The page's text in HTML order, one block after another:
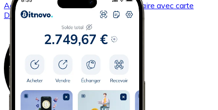
Acheter Dogecoin avec virement bancaire avec carte
DOGE